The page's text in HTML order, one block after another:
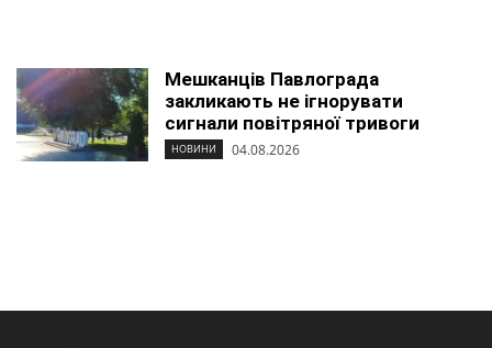
Мешканців Павлограда
закликають не ігнорувати
сигнали повітряної тривоги
НОВИНИ 04.08.2026